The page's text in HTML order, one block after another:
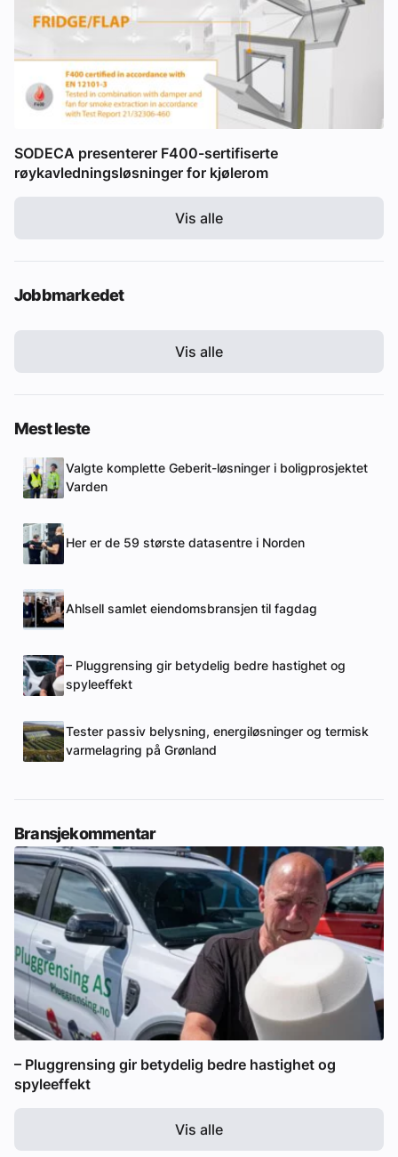
SODECA presenterer F400-sertifiserte
røykavledningsløsninger for kjølerom
Vis alle
Jobbmarkedet
Vis alle
Mest leste
Valgte komplette Geberit-løsninger i boligprosjektet
Varden
Her er de 59 største datasentre i Norden
Ahlsell samlet eiendomsbransjen til fagdag
– Pluggrensing gir betydelig bedre hastighet og
spyleeffekt
Tester passiv belysning, energiløsninger og termisk
varmelagring på Grønland
Bransjekommentar
– Pluggrensing gir betydelig bedre hastighet og
spyleeffekt
Vis alle